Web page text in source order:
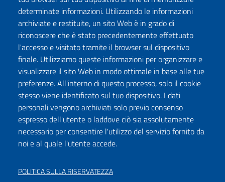
Seguici su:
FacebookTwitter InstagramYoutubeTikTok Podcast
ISCRIVITI ALLA NEWSLETTER
DICHIARAZIONE DI ACCESSIBILITÀ
PRIVACY POLICY
determinate informazioni. Utilizzando le informazioni
archiviate e restituite, un sito Web è in grado di
riconoscere che è stato precedentemente effettuato
l'accesso e visitato tramite il browser sul dispositivo
finale. Utilizziamo queste informazioni per organizzare e
visualizzare il sito Web in modo ottimale in base alle tue
preferenze. All'interno di questo processo, solo il cookie
stesso viene identificato sul tuo dispositivo. I dati
personali vengono archiviati solo previo consenso
espresso dell'utente o laddove ciò sia assolutamente
necessario per consentire l'utilizzo del servizio fornito da
noi e al quale l'utente accede.
POLITICA SULLA RISERVATEZZA